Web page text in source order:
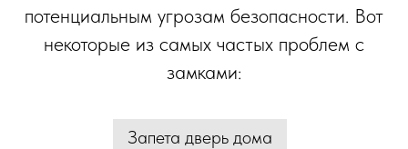
потенциальным угрозам безопасности. Вот
некоторые из самых частых проблем с
замками:
Запета дверь дома